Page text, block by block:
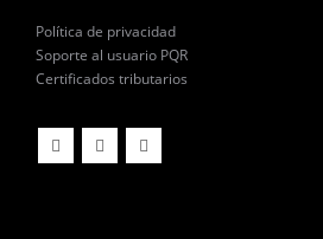
Política de privacidad
Soporte al usuario PQR
Certificados tributarios